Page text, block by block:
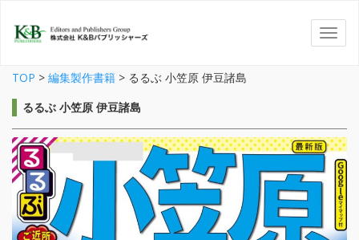
TOP > 編集製作書籍 > るるぶ 小笠原 伊豆諸島
るるぶ 小笠原 伊豆諸島